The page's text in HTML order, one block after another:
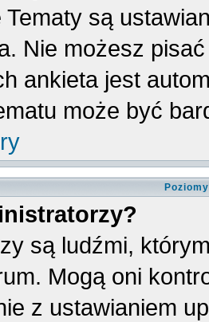
Tematy są
Nie możesz
ankieta jest
może być
są ludźmi,
Mogą oni
z ustawianiem